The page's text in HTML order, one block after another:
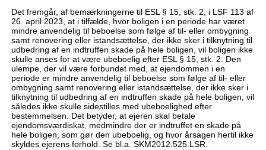
Det fremgår, af bemærkningerne til ESL § 15, stk. 2, i LSF 113 af
26. april 2023, at i tilfælde, hvor boligen i en periode har været
mindre anvendelig til beboelse som følge af til- eller ombygning
samt renovering eller istandsættelse, der ikke sker i tilknytning til
udbedring af en indtruffen skade på hele boligen, vil boligen ikke
skulle anses for at være ubeboelig efter ESL § 15, stk. 2. Den
ulempe, der vil være forbundet med, at ejendommen i en
periode er mindre anvendelig til beboelse som følge af til- eller
ombygning samt renovering eller istandsættelse, der ikke sker i
tilknytning til udbedring af en indtruffen skade på hele boligen, vil
således ikke skulle sidestilles med ubeboelighed efter
bestemmelsen. Det betyder, at ejeren skal betale
ejendomsværdiskat, medmindre der er indtruffet en skade på
hele boligen, som gør den ubeboelig, og hvor årsagen hertil ikke
skyldes ejerens forhold. Se bl.a. SKM2012.525.LSR.